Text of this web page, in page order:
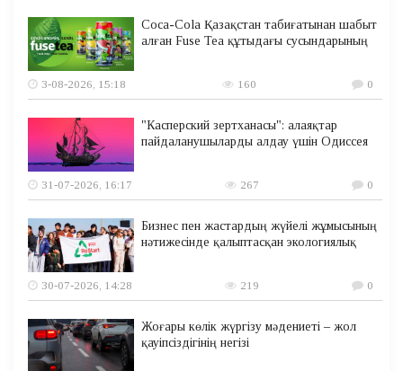
Coca-Cola Қазақстан табиғатынан шабыт
алған Fuse Tea құтыдағы сусындарының
3-08-2026, 15:18 160 0
"Касперский зертханасы": алаяқтар
пайдаланушыларды алдау үшін Одиссея
31-07-2026, 16:17 267 0
Бизнес пен жастардың жүйелі жұмысының
нәтижесінде қалыптасқан экологиялық
30-07-2026, 14:28 219 0
Жоғары көлік жүргізу мәдениеті – жол
қауіпсіздігінің негізі